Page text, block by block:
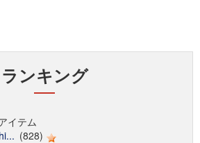
ランキング
イテム
(828)